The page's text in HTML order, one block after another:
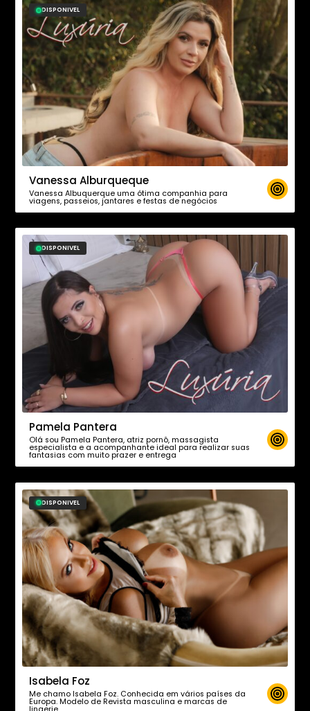
DISPONIVEL
Vanessa Alburqueque
Vanessa Albuquerque uma ótima companhia para
viagens, passeios, jantares e festas de negócios
DISPONIVEL
Pamela Pantera
Olá sou Pamela Pantera, atriz pornô, massagista
especialista e a acompanhante ideal para realizar suas
fantasias com muito prazer e entrega
DISPONIVEL
Isabela Foz
Me chamo Isabela Foz. Conhecida em vários países da
Europa. Modelo de Revista masculina e marcas de